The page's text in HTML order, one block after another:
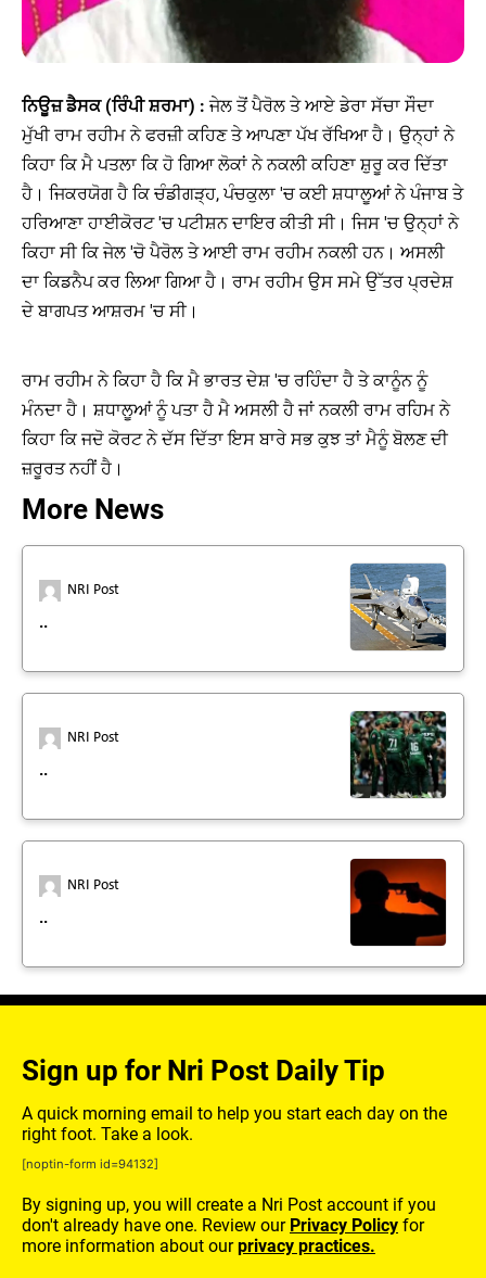
ਨਿਊਜ਼ ਡੈਸਕ (ਰਿੰਪੀ ਸ਼ਰਮਾ) : ਜੇਲ ਤੋਂ ਪੈਰੋਲ ਤੇ ਆਏ ਡੇਰਾ ਸੱਚਾ ਸੌਦਾ
ਮੁੱਖੀ ਰਾਮ ਰਹੀਮ ਨੇ ਫਰਜ਼ੀ ਕਹਿਣ ਤੇ ਆਪਣਾ ਪੱਖ ਰੱਖਿਆ ਹੈ। ਉਨ੍ਹਾਂ ਨੇ
ਕਿਹਾ ਕਿ ਮੈ ਪਤਲਾ ਕਿ ਹੋ ਗਿਆ ਲੋਕਾਂ ਨੇ ਨਕਲੀ ਕਹਿਣਾ ਸ਼ੁਰੂ ਕਰ ਦਿੱਤਾ
ਹੈ। ਜਿਕਰਯੋਗ ਹੈ ਕਿ ਚੰਡੀਗੜ੍ਹ, ਪੰਚਕੁਲਾ 'ਚ ਕਈ ਸ਼ਧਾਲੂਆਂ ਨੇ ਪੰਜਾਬ ਤੇ
ਹਰਿਆਣਾ ਹਾਈਕੋਰਟ 'ਚ ਪਟੀਸ਼ਨ ਦਾਇਰ ਕੀਤੀ ਸੀ। ਜਿਸ 'ਚ ਉਨ੍ਹਾਂ ਨੇ
ਕਿਹਾ ਸੀ ਕਿ ਜੇਲ 'ਚੋ ਪੈਰੋਲ ਤੇ ਆਈ ਰਾਮ ਰਹੀਮ ਨਕਲੀ ਹਨ। ਅਸਲੀ
ਦਾ ਕਿਡਨੈਪ ਕਰ ਲਿਆ ਗਿਆ ਹੈ। ਰਾਮ ਰਹੀਮ ਉਸ ਸਮੇ ਉੱਤਰ ਪ੍ਰਦੇਸ਼
ਦੇ ਬਾਗਪਤ ਆਸ਼ਰਮ 'ਚ ਸੀ।
ਰਾਮ ਰਹੀਮ ਨੇ ਕਿਹਾ ਹੈ ਕਿ ਮੈ ਭਾਰਤ ਦੇਸ਼ 'ਚ ਰਹਿੰਦਾ ਹੈ ਤੇ ਕਾਨੂੰਨ ਨੂੰ
ਮੰਨਦਾ ਹੈ। ਸ਼ਧਾਲੂਆਂ ਨੂੰ ਪਤਾ ਹੈ ਮੈ ਅਸਲੀ ਹੈ ਜਾਂ ਨਕਲੀ ਰਾਮ ਰਹਿਮ ਨੇ
ਕਿਹਾ ਕਿ ਜਦੋ ਕੋਰਟ ਨੇ ਦੱਸ ਦਿੱਤਾ ਇਸ ਬਾਰੇ ਸਭ ਕੁਝ ਤਾਂ ਮੈਨੂੰ ਬੋਲਣ ਦੀ
ਜ਼ਰੂਰਤ ਨਹੀਂ ਹੈ।
More News
NRI Post
..
NRI Post
..
NRI Post
..
Sign up for Nri Post Daily Tip
A quick morning email to help you start each day on the
right foot. Take a look.
[noptin-form id=94132]
By signing up, you will create a Nri Post account if you
don't already have one. Review our Privacy Policy for
more information about ourprivacy practices.